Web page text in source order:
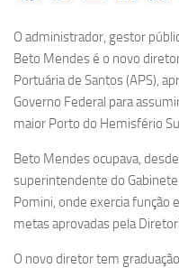
O administrador, gestor
Beto Mendes é o novo
Portuária de Santos (APS),
Governo Federal para
maior Porto do Hemisfério
Beto Mendes ocupava,
superintendente do
Pomini, onde exercia função
metas aprovadas pela
O novo diretor tem